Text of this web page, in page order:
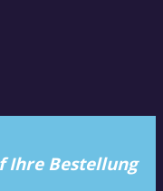
Ihre Bestellung